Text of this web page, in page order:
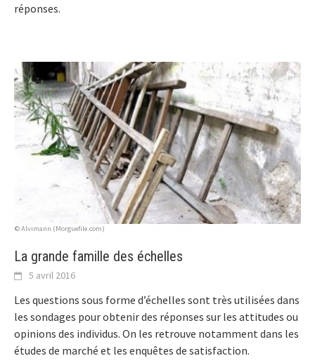
réponses.
© Alvimann (Morguefile.com)
La grande famille des échelles
5 avril 2016
Les questions sous forme d’échelles sont très utilisées dans
les sondages pour obtenir des réponses sur les attitudes ou
opinions des individus. On les retrouve notamment dans les
études de marché et les enquêtes de satisfaction.